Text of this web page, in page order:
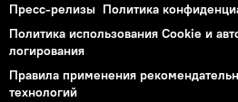
Пресс-релизы Политика
Политика использования Cookie и
логирования
Правила применения
технологий